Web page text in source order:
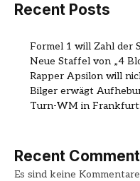
Recent Posts
Formel 1 will Zahl der
Neue Staffel von „4
Rapper Apsilon will
Bilger erwägt
Turn-WM in
Recent
Es sind keine